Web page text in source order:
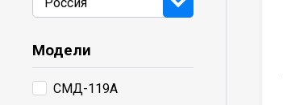
Модели
СМД-119А